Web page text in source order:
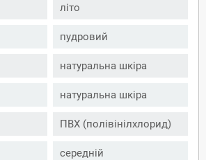
літо
пудровий
натуральна шкіра
натуральна шкіра
ПВХ (полівінілхлорид)
середній